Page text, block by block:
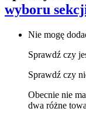
wyboru
Nie mogę
Sprawdź czy
Sprawdź czy
Obecnie nie
dwa różne